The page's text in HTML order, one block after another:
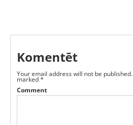
Komentēt
Your email address will not be published.
marked*
Comment